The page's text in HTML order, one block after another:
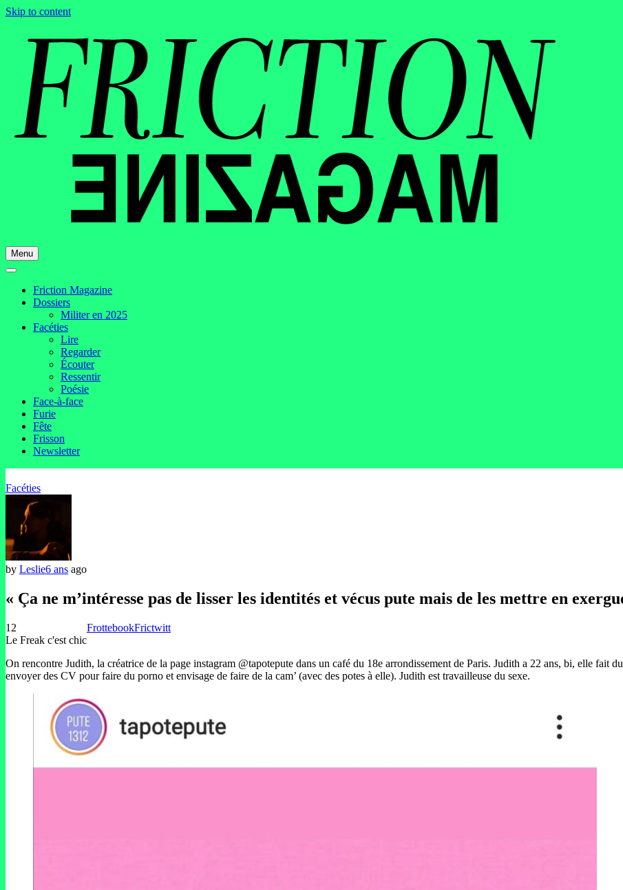
Skip to content
Menu
Friction Magazine
Dossiers
Militer en 2025
Facéties
Lire
Regarder
Écouter
Ressentir
Poésie
Face-à-face
Furie
Fête
Frisson
Newsletter
Facéties
by Leslie6 ans ago
« Ça ne m’intéresse pas de lisser les identités et vécus pute mais de les mettre en
12
Le Freak c'est chic
FrottebookFrictwitt
On rencontre Judith, la créatrice de la page instagram @tapotepute dans un café du 18e arrondissement de Paris. Judith a 22 ans, bi, elle fait du
envoyer des CV pour faire du porno et envisage de faire de la cam’ (avec des potes à elle). Judith est travailleuse du sexe.